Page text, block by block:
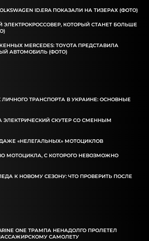
ID.ERA ПОКАЗАЛИ НА ТИЗЕРАХ (ФОТО)
ЭЛЕКТРОКРОССОВЕР, КОТОРЫЙ СТАНЕТ БОЛЬШЕ
MERCEDES: TOYOTA ПРЕДСТАВИЛА
АВТОМОБИЛЬ (ФОТО)
ТРАНСПОРТА В УКРАИНЕ: ОСНОВНЫЕ
ЭЛЕКТРИЧЕСКИЙ СКУТЕР СО СМЕННЫМ
«НЕЛЕГАЛЬНЫХ» МОТОЦИКЛОВ
МОТОЦИКЛА, С КОТОРОГО НЕВОЗМОЖНО
К НОВОМУ СЕЗОНУ: ЧТО ПРОВЕРИТЬ ПОСЛЕ
ONE ТРАМПА НЕНАДОЛГО ПРОЛЕТЕЛ
САМОЛЕТУ